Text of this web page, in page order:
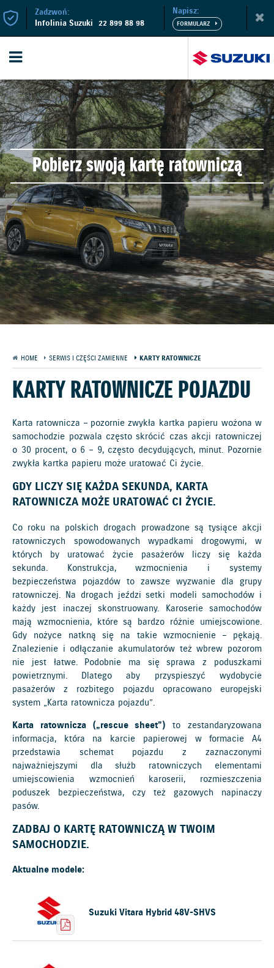
Zadzwoń:
Infolinia Suzuki 22 899 88 98
Napisz:
Pobierz swoją kartę ratowniczą
HOME SERWIS I CZĘŚCI ZAMIENNE KARTY RATOWNICZE
KARTY RATOWNICZE POJAZDU
Karta ratownicza – pozornie zwykła kartka papieru wożona w
samochodzie pozwala często skrócić czas akcji ratowniczej
o 30 procent, o 6 – 9, często decydujących, minut. Pozornie
zwykła kartka papieru może uratować Ci życie.
GDY LICZY SIĘ KAŻDA SEKUNDA, KARTA
RATOWNICZA MOŻE URATOWAĆ CI ŻYCIE.
Co roku na polskich drogach prowadzone są tysiące akcji
ratowniczych spowodowanych wypadkami drogowymi, w
których by uratować życie pasażerów liczy się każda
sekunda. Konstrukcja, wzmocnienia i systemy
bezpieczeństwa pojazdów to zawsze wyzwanie dla grupy
ratowniczej. Na drogach jeździ setki modeli samochodów i
każdy jest inaczej skonstruowany. Karoserie samochodów
mają wzmocnienia, które są bardzo różnie umiejscowione.
Gdy nożyce natkną się na takie wzmocnienie – pękają.
Znalezienie i odłączanie akumulatorów też wbrew pozorom
nie jest łatwe. Podobnie ma się sprawa z poduszkami
powietrznymi. Dlatego aby przyspieszyć wydobycie
pasażerów z rozbitego pojazdu opracowano europejski
system „Karta ratownicza pojazdu”.
Karta ratownicza („rescue sheet”) to zestandaryzowana
informacja, która na karcie papierowej w formacie A4
przedstawia schemat pojazdu z zaznaczonymi
najważniejszymi dla służb ratowniczych elementami
umiejscowienia wzmocnień karoserii, rozmieszczenia
poduszek bezpieczeństwa, czy też gazowych napinaczy
pasów.
ZADBAJ O KARTĘ RATOWNICZĄ W TWOIM
SAMOCHODZIE.
Aktualne modele:
Suzuki Vitara Hybrid 48V-SHVS